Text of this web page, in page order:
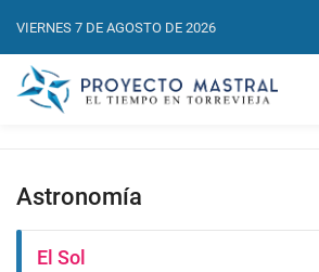
VIERNES 7 DE AGOSTO DE 2026
Astronomía
El Sol